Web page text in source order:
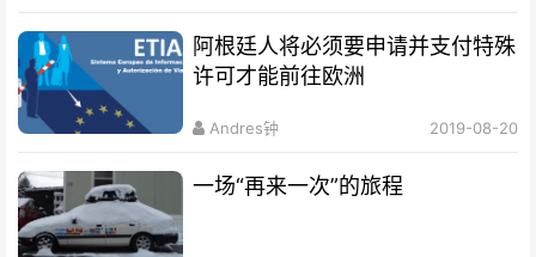
阿根廷人将必须要申请并支付特殊
许可才能前往欧洲
Andres钟 2019-08-20
一场“再来一次”的旅程